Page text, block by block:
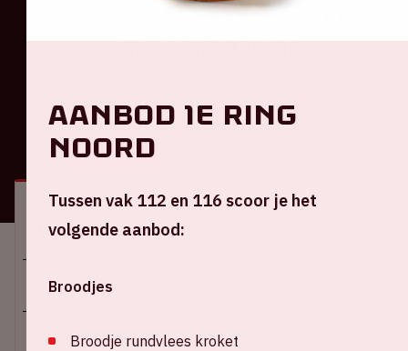
Ajax - Eintracht
Frankfurt
ALGEMEEN
Locatie en tijd
Do 6 maart 2025
Johan Cruijff ArenA
Aanbod 1e ring
Noord
Tussen vak 112 en 116 scoor je het
volgende aanbod:
Broodjes
Broodje rundvlees kroket